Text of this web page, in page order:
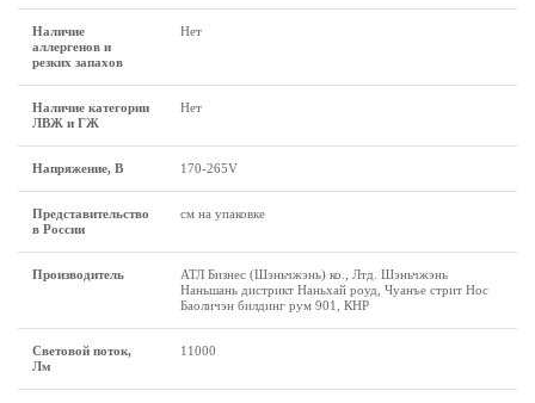
Наличие
аллергенов и
резких запахов
Нет
Наличие категории
ЛВЖ и ГЖ
Нет
Напряжение, В 170-265V
Представительство
в России
см на упаковке
Производитель
АТЛ Бизнес (Шэньчжэнь) ко., Лтд. Шэньчжэнь
Наньшань дистрикт Наньхай роуд, Чуанъе стрит Нос
Баоличэн билдинг рум 901, КНР
Световой поток,
Лм
11000